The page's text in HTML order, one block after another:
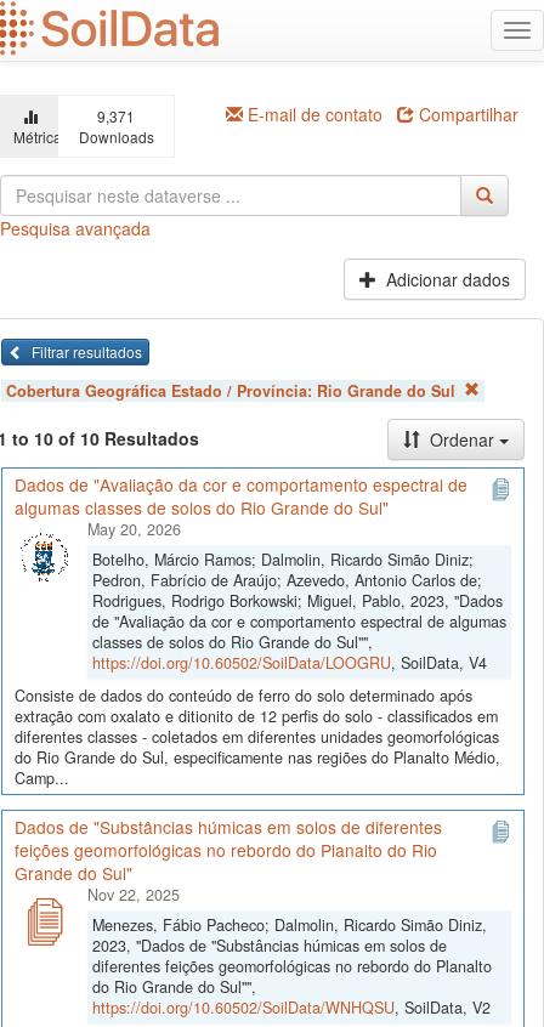
Ir
para
o
principal
Métricas
9,371
Downloads
E-mail de contato Compartilhar
Pesquisa avançada
Adicionar dados
Filtrar resultados
Cobertura Geográfica Estado / Província: Rio Grande do Sul
to 10 of 10 Resultados
Ordenar
Dados de "Avaliação da cor e comportamento espectral de
algumas classes de solos do Rio Grande do Sul"
May 20, 2026
Botelho, Márcio Ramos; Dalmolin, Ricardo Simão Diniz;
Pedron, Fabrício de Araújo; Azevedo, Antonio Carlos de;
Rodrigues, Rodrigo Borkowski; Miguel, Pablo, 2023, "Dados
de "Avaliação da cor e comportamento espectral de algumas
classes de solos do Rio Grande do Sul"",
https://doi.org/10.60502/SoilData/LOOGRU, SoilData, V4
Consiste de dados do conteúdo de ferro do solo determinado após
extração com oxalato e ditionito de 12 perfis do solo - classificados em
diferentes classes - coletados em diferentes unidades geomorfológicas
do Rio Grande do Sul, especificamente nas regiões do Planalto Médio,
Camp...
Dados de "Substâncias húmicas em solos de diferentes
feições geomorfológicas no rebordo do Planalto do Rio
Grande do Sul"
Nov 22, 2025
Menezes, Fábio Pacheco; Dalmolin, Ricardo Simão Diniz,
2023, "Dados de "Substâncias húmicas em solos de
diferentes feições geomorfológicas no rebordo do Planalto
do Rio Grande do Sul"",
https://doi.org/10.60502/SoilData/WNHQSU, SoilData, V2